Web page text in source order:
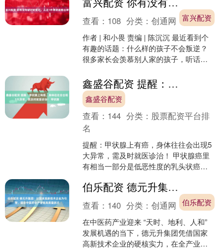
怒。 明明没吃什么上火....
富兴配资
查看： 108 分类：创通网
作者 | 和小畏 责编 | 陈沉沉 最近看到个
有趣的话题：什么样的孩子不会叛逆？
很多家长会羡慕别人家的孩子，听话、
位，经常一....
鑫盛谷配资 提醒：甲状腺上有癌，身体往往会出现5大异常，需及时就医诊治！ 甲状腺
鑫盛谷配资
查看： 144 分类： 股票配资平台排
名
提醒：甲状腺上有癌，身体往往会出现5
大异常，需及时就医诊治！ 甲状腺癌里
有相当一部分是低恶性度的乳头状癌，
身体发出的信号。 颈....
伯乐配资 德元升集团：以国家高新技术企业为引擎，驱动中医药全产业链高质量跃迁
伯乐配资
查看： 140 分类：创通网
在中医药产业迎来 “天时、地利、人和”
发展机遇的当下，德元升集团凭借国家
高新技术企业的硬核实力，在全产业链